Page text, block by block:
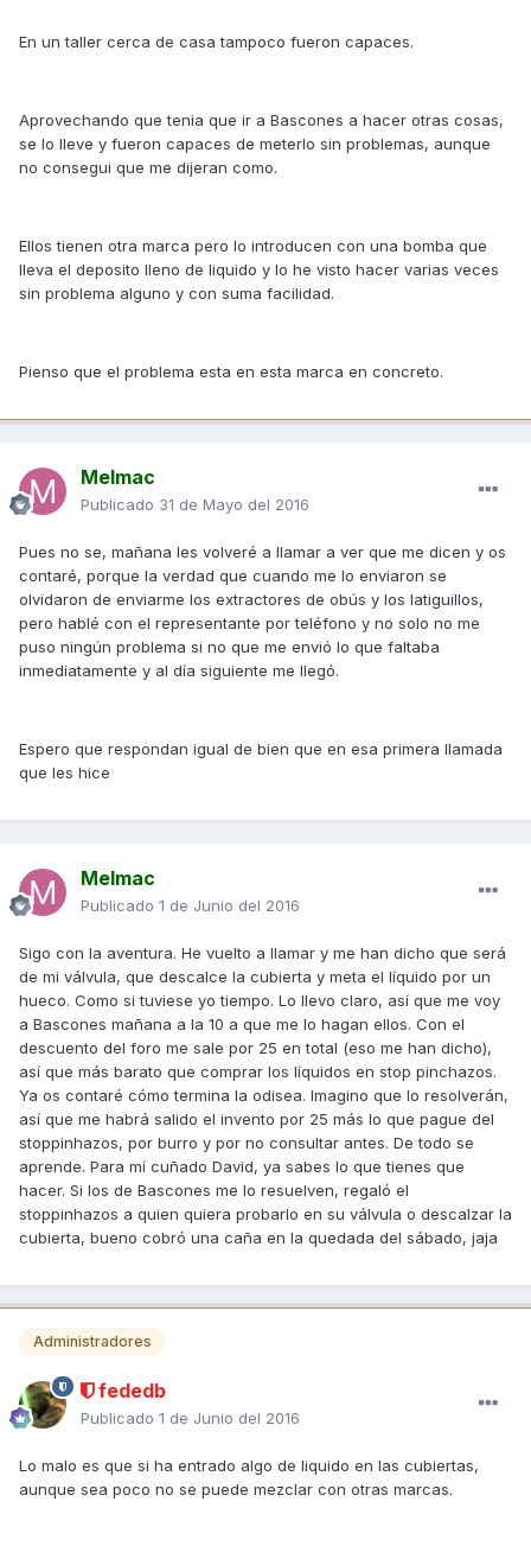
En un taller cerca de casa tampoco fueron capaces.
Aprovechando que tenia que ir a Bascones a hacer otras cosas,
se lo lleve y fueron capaces de meterlo sin problemas, aunque
no consegui que me dijeran como.
Ellos tienen otra marca pero lo introducen con una bomba que
lleva el deposito lleno de liquido y lo he visto hacer varias veces
sin problema alguno y con suma facilidad.
Pienso que el problema esta en esta marca en concreto.
Melmac
Publicado 31 de Mayo del 2016
Pues no se, mañana les volveré a llamar a ver que me dicen y os
contaré, porque la verdad que cuando me lo enviaron se
olvidaron de enviarme los extractores de obús y los latiguillos,
pero hablé con el representante por teléfono y no solo no me
puso ningún problema si no que me envió lo que faltaba
inmediatamente y al día siguiente me llegó.
Espero que respondan igual de bien que en esa primera llamada
que les hice
Melmac
Publicado 1 de Junio del 2016
Sigo con la aventura. He vuelto a llamar y me han dicho que será
de mi válvula, que descalce la cubierta y meta el líquido por un
hueco. Como si tuviese yo tiempo. Lo llevo claro, así que me voy
a Bascones mañana a la 10 a que me lo hagan ellos. Con el
descuento del foro me sale por 25 en total (eso me han dicho),
así que más barato que comprar los líquidos en stop pinchazos.
Ya os contaré cómo termina la odisea. Imagino que lo resolverán,
así que me habrá salido el invento por 25 más lo que pague del
stoppinhazos, por burro y por no consultar antes. De todo se
aprende. Para mí cuñado David, ya sabes lo que tienes que
hacer. Si los de Bascones me lo resuelven, regaló el
stoppinhazos a quien quiera probarlo en su válvula o descalzar la
cubierta, bueno cobró una caña en la quedada del sábado, jaja
Administradores
fededb
Publicado 1 de Junio del 2016
Lo malo es que si ha entrado algo de liquido en las cubiertas,
aunque sea poco no se puede mezclar con otras marcas.